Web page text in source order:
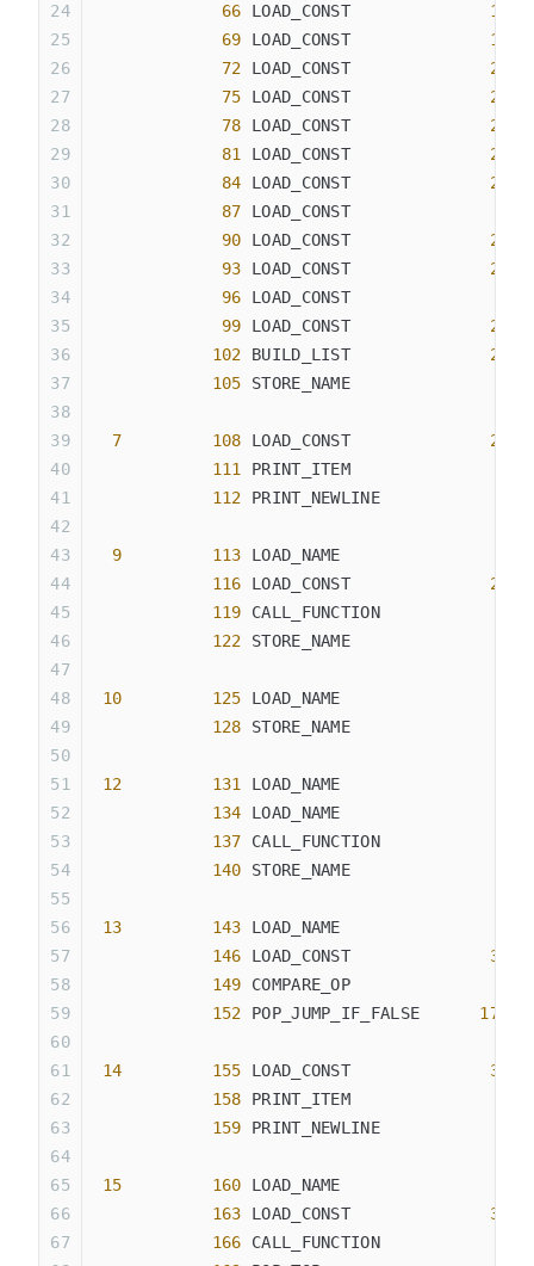
             66
LOAD_CONST 18
             69
LOAD_CONST 19
             72
LOAD_CONST 20
             75
LOAD_CONST 21
             78
LOAD_CONST 22
             81
LOAD_CONST 23
             84
LOAD_CONST 24
             87
LOAD_CONST
             90
LOAD_CONST 25
             93
LOAD_CONST 26
             96
LOAD_CONST
             99
LOAD_CONST 27
            102
BUILD_LIST 26
            105
STORE_NAME
  7
         108
LOAD_CONST 28
            111
PRINT_ITEM
            112
PRINT_NEWLINE
  9
         113
LOAD_NAME
            116
LOAD_CONST 29
            119
CALL_FUNCTION
            122
STORE_NAME
10
         125
LOAD_NAME
            128
STORE_NAME
12
         131
LOAD_NAME
            134
LOAD_NAME
            137
CALL_FUNCTION
            140
STORE_NAME
13
         143
LOAD_NAME
            146
LOAD_CONST 30
            149
COMPARE_OP
            152
POP_JUMP_IF_FALSE 173
14
         155
LOAD_CONST 31
            158
PRINT_ITEM
            159
PRINT_NEWLINE
15
         160
LOAD_NAME
            163
LOAD_CONST 32
            166
CALL_FUNCTION